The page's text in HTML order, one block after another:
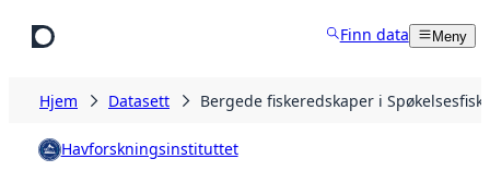
Finn data Meny
Hjem Datasett Bergede fiskeredskaper i
Havforskningsinstituttet